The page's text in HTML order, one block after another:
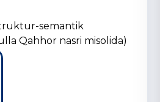
semantik
Qahhor nasri misolida)